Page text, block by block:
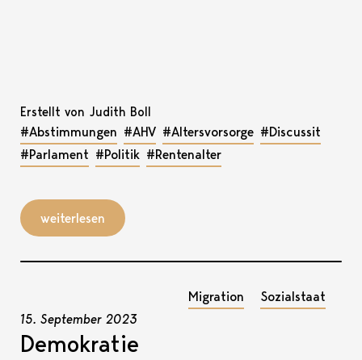
Erstellt von Judith Boll
#Abstimmungen #AHV #Altersvorsorge #Discussit
#Parlament #Politik #Rentenalter
weiterlesen
Migration Sozialstaat
15. September 2023
Demokratie